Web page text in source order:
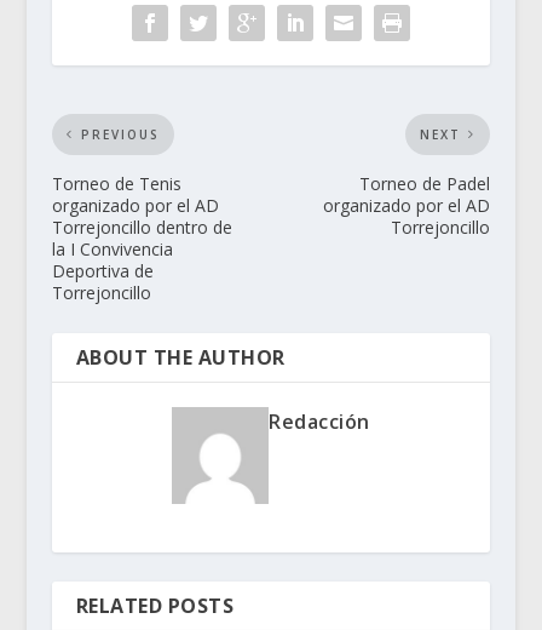
PREVIOUS
Torneo de Tenis
organizado por el AD
Torrejoncillo dentro de
la I Convivencia
Deportiva de
Torrejoncillo
NEXT
Torneo de Padel
organizado por el AD
Torrejoncillo
ABOUT THE AUTHOR
Redacción
RELATED POSTS